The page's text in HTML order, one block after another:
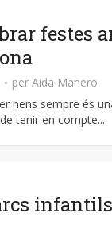
festes
per Aida Manero
nens sempre és
tenir en compte...